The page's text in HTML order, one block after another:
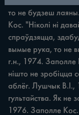
то не будзеш
Кос. "Ніколі ні
спраўдзяцца,
вымые рука, то не
г.н., 1974. Заполле
нішто не зробіцца
аблёг. Лушчык В.І.,
гультайства. Як не
1976. Заполле Кос.